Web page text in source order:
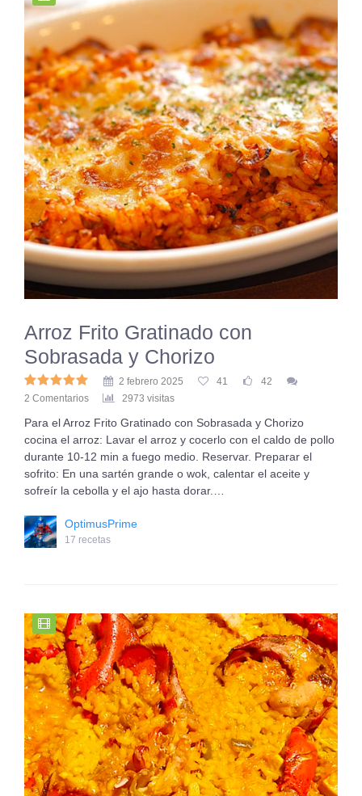
Arroz Frito Gratinado con
Sobrasada y Chorizo
2 febrero 2025 41
42
2 Comentarios
2973 visitas
Para el Arroz Frito Gratinado con Sobrasada y Chorizo
cocina el arroz: Lavar el arroz y cocerlo con el caldo de pollo
durante 10-12 min a fuego medio. Reservar. Preparar el
sofrito: En una sartén grande o wok, calentar el aceite y
sofreír la cebolla y el ajo hasta dorar.…
OptimusPrime
17 recetas